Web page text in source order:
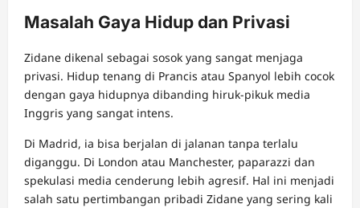
Masalah Gaya Hidup dan Privasi
Zidane dikenal sebagai sosok yang sangat menjaga
privasi. Hidup tenang di Prancis atau Spanyol lebih cocok
dengan gaya hidupnya dibanding hiruk-pikuk media
Inggris yang sangat intens.
Di Madrid, ia bisa berjalan di jalanan tanpa terlalu
diganggu. Di London atau Manchester, paparazzi dan
spekulasi media cenderung lebih agresif. Hal ini menjadi
salah satu pertimbangan pribadi Zidane yang sering kali